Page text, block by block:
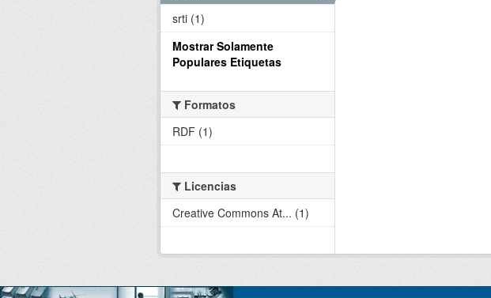
srti (1)
Mostrar Solamente
Populares Etiquetas
Formatos
RDF (1)
Licencias
Creative Commons At... (1)